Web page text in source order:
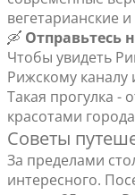
вегетарианские
🛶 Отправьтесь
Чтобы увидеть
Рижскому каналу
Такая прогулка -
красотами
Советы
За пределами
интересного.